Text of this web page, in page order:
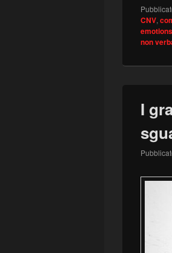
CNV,
emotions
non
I